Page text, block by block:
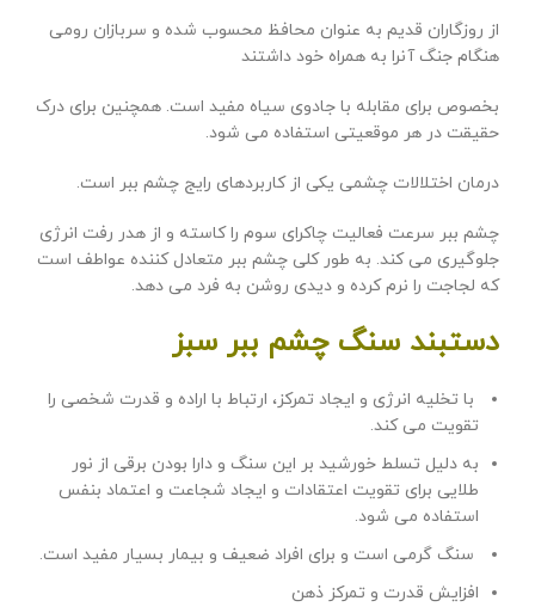
از روزگاران قدیم به عنوان محافظ محسوب شده و سربازان رومی
هنگام جنگ آنرا به همراه خود داشتند
بخصوص برای مقابله با جادوی سیاه مفید است. همچنین برای درک
حقیقت در هر موقعیتی استفاده می شود.
درمان اختلالات چشمی یکی از کاربردهای رایج چشم ببر است.
چشم ببر سرعت فعالیت چاکرای سوم را کاسته و از هدر رفت انرژی
جلوگیری می کند. به طور کلی چشم ببر متعادل کننده عواطف است
که لجاجت را نرم کرده و دیدی روشن به فرد می دهد.
دستبند سنگ چشم ببر سبز
با تخلیه انرژی و ایجاد تمرکز، ارتباط با اراده و قدرت شخصی را
تقویت می کند.
به دلیل تسلط خورشید بر این سنگ و دارا بودن برقی از نور
طلایی برای تقویت اعتقادات و ایجاد شجاعت و اعتماد بنفس
استفاده می شود.
سنگ گرمی است و برای افراد ضعیف و بیمار بسیار مفید است.
افزایش قدرت و تمرکز ذهن